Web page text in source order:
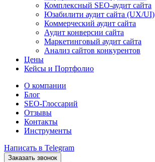
Комплексный SEO-аудит сайта
Юзабилити аудит сайта (UX/UI)
Коммерческий аудит сайта
Аудит конверсии сайта
Маркетинговый аудит сайта
Анализ сайтов конкурентов
Цены
Кейсы и Портфолио
О компании
Блог
SEO-Глоссарий
Отзывы
Контакты
Инструменты
Написать в Telegram
Заказать звонок